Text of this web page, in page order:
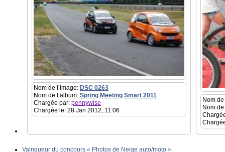
Nom de l’image: DSC 0263
Nom de l’album: Spring Meeting Smart 2011
Chargée par: pennywise
Chargée le: 28 Jan 2012, 11:06
Nom
Nom
Vainqueur du concours « Photos de Neige auto/moto ».